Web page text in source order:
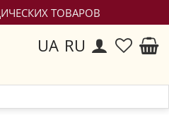
ТОВАРОВ
UA RU